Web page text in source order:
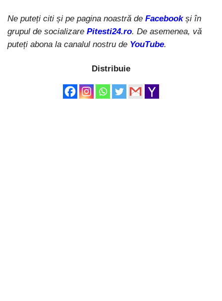
Ne puteți citi și pe pagina noastră de Facebook și în
grupul de socializare Pitesti24.ro. De asemenea, vă
puteți abona la canalul nostru de YouTube.
Distribuie